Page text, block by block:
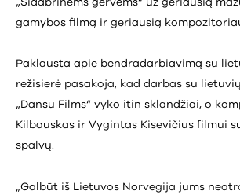
„Sidabrinėms gervėms“ už geriausią
gamybos filmą ir geriausią
Paklausta apie bendradarbiavimą su
režisierė pasakoja, kad darbas su
„Dansu Films“ vyko itin sklandžiai, o
Kilbauskas ir Vygintas Kisevičius filmui
spalvų.
„Galbūt iš Lietuvos Norvegija jums